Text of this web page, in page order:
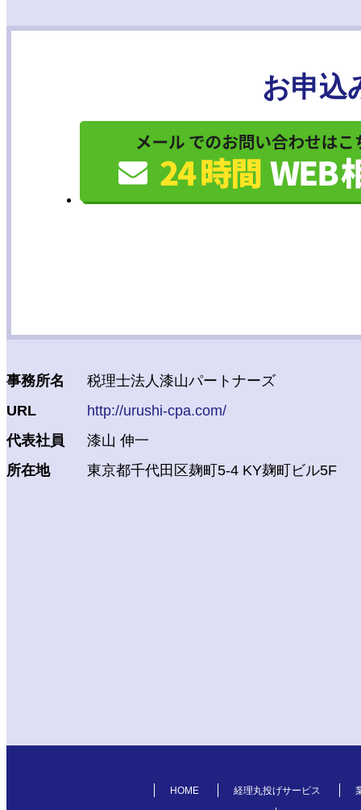
お申込
事務所名
税理士法人漆山パートナーズ
URL
http://urushi-cpa.com/
代表社員
漆山 伸一
所在地
東京都千代田区麹町5-4 KY麹町ビル5F
HOME 経理丸投げサービス